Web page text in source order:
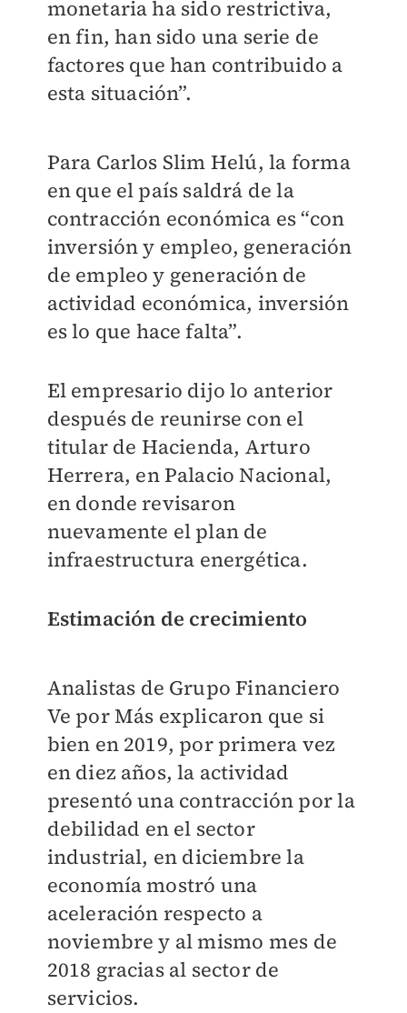
monetaria ha sido restrictiva,
en fin, han sido una serie de
factores que han contribuido a
esta situación”.
Para Carlos Slim Helú, la forma
en que el país saldrá de la
contracción económica es “con
inversión y empleo, generación
de empleo y generación de
actividad económica, inversión
es lo que hace falta”.
El empresario dijo lo anterior
después de reunirse con el
titular de Hacienda, Arturo
Herrera, en Palacio Nacional,
en donde revisaron
nuevamente el plan de
infraestructura energética.
Estimación de crecimiento
Analistas de Grupo Financiero
Ve por Más explicaron que si
bien en 2019, por primera vez
en diez años, la actividad
presentó una contracción por la
debilidad en el sector
industrial, en diciembre la
economía mostró una
aceleración respecto a
noviembre y al mismo mes de
2018 gracias al sector de
servicios.